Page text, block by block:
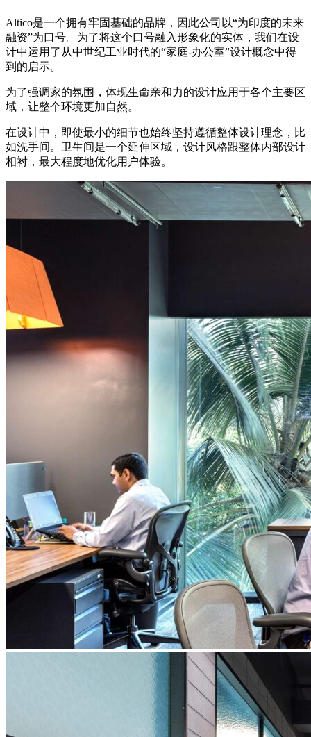
Altico是一个拥有牢固基础的品牌，因此公司以“为印度的未来
融资”为口号。为了将这个口号融入形象化的实体，我们在设
计中运用了从中世纪工业时代的“家庭-办公室”设计概念中得
到的启示。
为了强调家的氛围，体现生命亲和力的设计应用于各个主要区
域，让整个环境更加自然。
在设计中，即使最小的细节也始终坚持遵循整体设计理念，比
如洗手间。卫生间是一个延伸区域，设计风格跟整体内部设计
相衬，最大程度地优化用户体验。